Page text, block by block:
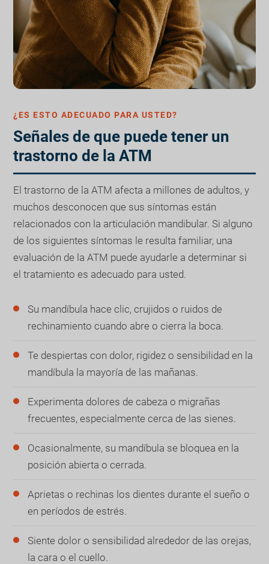
¿ES ESTO ADECUADO PARA USTED?
Señales de que puede tener un
trastorno de la ATM
El trastorno de la ATM afecta a millones de adultos, y
muchos desconocen que sus síntomas están
relacionados con la articulación mandibular. Si alguno
de los siguientes síntomas le resulta familiar, una
evaluación de la ATM puede ayudarle a determinar si
el tratamiento es adecuado para usted.
Su mandíbula hace clic, crujidos o ruidos de
rechinamiento cuando abre o cierra la boca.
Te despiertas con dolor, rigidez o sensibilidad en la
mandíbula la mayoría de las mañanas.
Experimenta dolores de cabeza o migrañas
frecuentes, especialmente cerca de las sienes.
Ocasionalmente, su mandíbula se bloquea en la
posición abierta o cerrada.
Aprietas o rechinas los dientes durante el sueño o
en períodos de estrés.
Siente dolor o sensibilidad alrededor de las orejas,
la cara o el cuello.